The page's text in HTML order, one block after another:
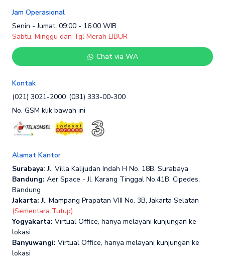
Jam Operasional
Senin - Jumat, 09:00 - 16:00 WIB
Sabtu, Minggu dan Tgl Merah LIBUR
Chat via WA
Kontak
(021) 3021-2000 (031) 333-00-300
No. GSM klik bawah ini
Alamat Kantor
Surabaya: Jl. Villa Kalijudan Indah H No. 18B, Surabaya
Bandung: Aer Space - Jl. Karang Tinggal No.41B, Cipedes,
Bandung
Jakarta: Jl. Mampang Prapatan VIII No. 3B, Jakarta Selatan
(Sementara Tutup)
Yogyakarta: Virtual Office, hanya melayani kunjungan ke
lokasi
Banyuwangi: Virtual Office, hanya melayani kunjungan ke
lokasi